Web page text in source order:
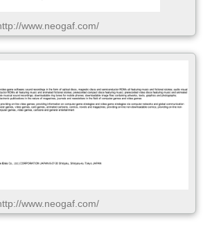
www.neogaf.com/
www.neogaf.com/